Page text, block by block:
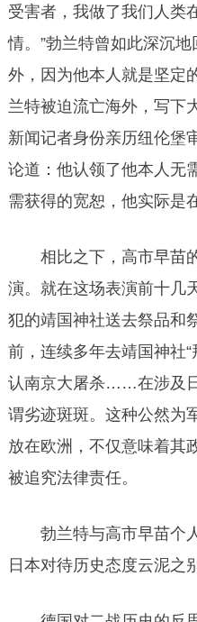
受害者，我做了我们人类
情。”勃兰特曾如此深沉
外，因为他本人就是坚定
兰特被迫流亡海外，写下
新闻记者身份亲历纽伦堡
论道：他认领了他本人无
需获得的宽恕，他实际是
相比之下，高市早苗的
演。就在这场表演前十几
犯的靖国神社送去祭品和
前，连续多年去靖国神社“
认南京大屠杀……在涉及
谓劣迹斑斑。这种公然为
放在欧洲，不仅意味着其
被追究法律责任。
勃兰特与高市早苗个人
日本对待历史态度云泥之